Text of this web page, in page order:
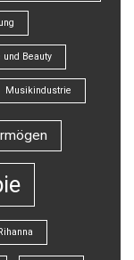
und Beauty
Musikindustrie